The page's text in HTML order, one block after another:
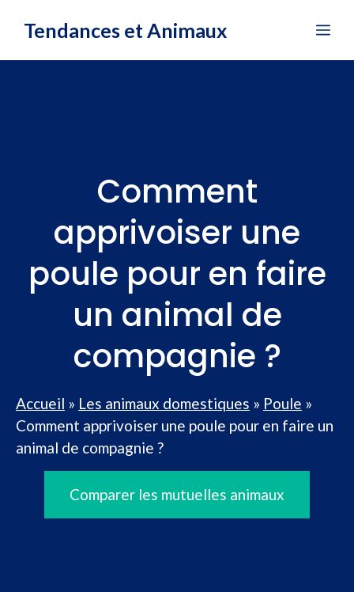
Tendances et Animaux
Comment
apprivoiser une
poule pour en faire
un animal de
compagnie ?
Accueil » Les animaux domestiques » Poule »
Comment apprivoiser une poule pour en faire un
animal de compagnie ?
Comparer les mutuelles animaux